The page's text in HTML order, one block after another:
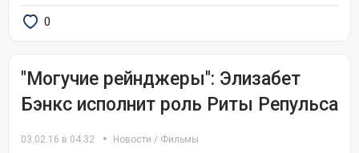
0
"Могучие рейнджеры": Элизабет
Бэнкс исполнит роль Риты Репульса
03.02.16 в 04:32 Новости / Фильмы